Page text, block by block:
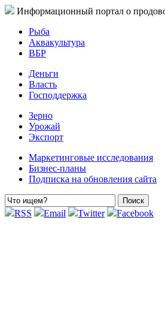
Информационный портал о
Рыба
Аквакультура
ВБР
Деньги
Власть
Господдержка
Зерно
Урожай
Экспорт
Маркетинговые исследования
Бизнес-планы
Подписка на обновления сайта
RSS Email Twitter Facebook